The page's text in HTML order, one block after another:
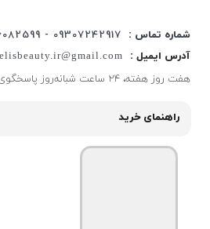
شماره تماس :
09307242917 - 02166082599
آدرس ایمیل :
هفت روز هفته، ۲۴ ساعت شبانه‌روز پاسخگوی شما هستیم.
راهنمای خرید